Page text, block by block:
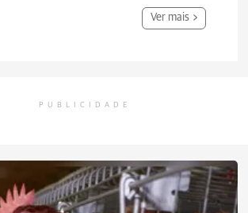
Ver mais
PUBLICIDADE